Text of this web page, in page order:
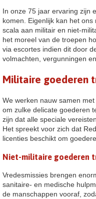
In onze 75 jaar ervaring zijn
komen. Eigenlijk kan het
scala aan militair en niet-
het moreel van de troepen
via escortes indien dit door
volmachten, vergunningen
Militaire goederen
We werken nauw samen
om zulke delicate goederen
zijn dat alle speciale
Het spreekt voor zich dat
licenties beschikt om
Niet-militaire goederen
Vredesmissies brengen
sanitaire- en medische
de manschappen vooraf,